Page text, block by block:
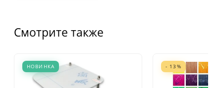
Смотрите также
НОВИНКА - 13%